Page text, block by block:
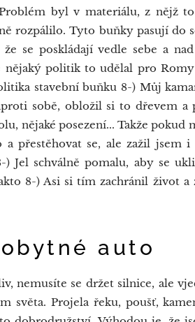
byl v materiálu, z nějž
rozpálilo. Tyto buňky pasují do
se poskládají vedle sebe a
nějaký politik to udělal pro
stavební buňku 8-) Můj
sobě, obložil si to dřevem a
nějaké posezení... Takže pokud
přestěhovat se, ale zažil jsem
Jel schválně pomalu, aby se
8-) Asi si tím zachránil život a
auto
nemusíte se držet silnice, ale
světa. Projela řeku, poušť,